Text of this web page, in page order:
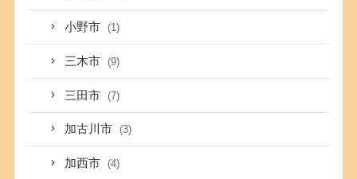
小野市 (1)
三木市 (9)
三田市 (7)
加古川市 (3)
加西市 (4)